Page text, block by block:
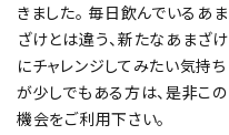
きました。 毎日飲んでいるあま
ざけとは違う、新たなあまざけ
にチャレンジしてみたい気持ち
が少しでもある方は、是非この
機会をご利用下さい。